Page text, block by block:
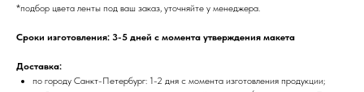
*подбор цвета ленты под ваш заказ, уточняйте у менеджера.
Сроки изготовления: 3-5 дней с момента утверждения макета
Доставка:
по городу Санкт-Петербург: 1-2 дня с момента изготовления продукции;